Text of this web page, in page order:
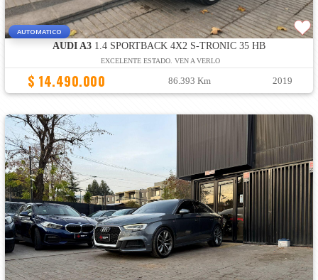
AUTOMATICO
AUDI A31.4 SPORTBACK 4X2 S-TRONIC 35 HB
EXCELENTE ESTADO. VEN A VERLO
$ 14.490.000 86.393 Km 2019